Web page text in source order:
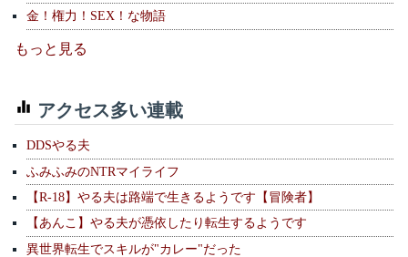
金！権力！SEX！な物語
もっと見る
アクセス多い連載
DDSやる夫
ふみふみのNTRマイライフ
【R-18】やる夫は路端で生きるようです【冒険者】
【あんこ】やる夫が憑依したり転生するようです
異世界転生でスキルが"カレー"だった